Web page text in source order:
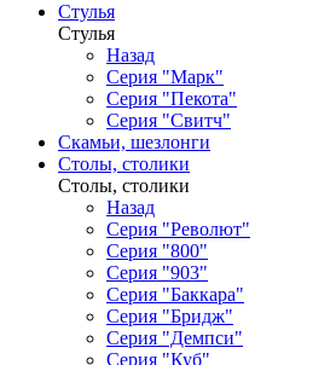
Стулья
Стулья
Назад
Серия "Марк"
Серия "Пекота"
Серия "Свитч"
Скамьи, шезлонги
Столы, столики
Столы, столики
Назад
Серия "Револют"
Серия "800"
Серия "903"
Серия "Баккара"
Серия "Бридж"
Серия "Демпси"
Серия "Куб"